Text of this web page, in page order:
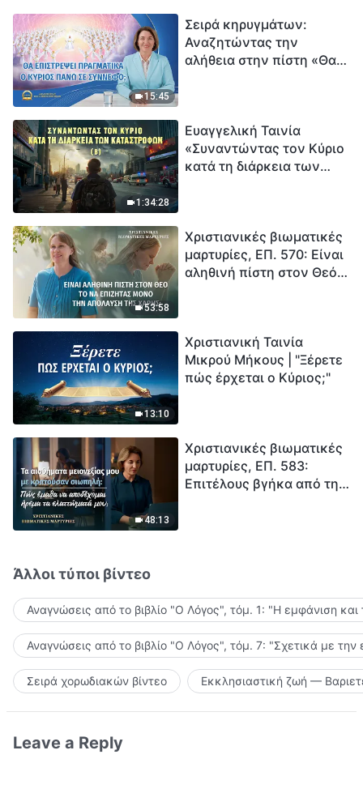
15:45
Σειρά κηρυγμάτων:
Αναζητώντας την
αλήθεια στην πίστη «Θα
1:34:28
Ευαγγελική Ταινία
«Συναντώντας τον Κύριο
κατά τη διάρκεια των
εξαφάνισης». Οι
καταστροφές χτυπούν.
Ξεκινά η αντίστροφη
53:58
Χριστιανικές βιωματικές
μαρτυρίες, ΕΠ. 570: Είναι
αληθινή πίστη στον Θεό
13:10
Χριστιανική Ταινία
Μικρού Μήκους | "Ξέρετε
πώς έρχεται ο Κύριος;"
48:13
Χριστιανικές βιωματικές
μαρτυρίες, ΕΠ. 583:
Επιτέλους βγήκα από τη
Άλλοι τύποι βίντεο
Αναγνώσεις από το βιβλίο "Ο Λόγος", τόμ. 1: "Η εμφάνιση
Αναγνώσεις από το βιβλίο "Ο Λόγος", τόμ. 7: "Σχετικά με την
Σειρά χορωδιακών βίντεο Εκκλησιαστική ζωή —
Leave a Reply